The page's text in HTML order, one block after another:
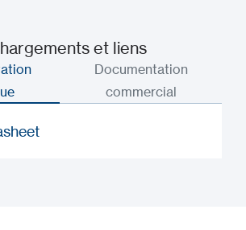
et liens
Documentation
commercial